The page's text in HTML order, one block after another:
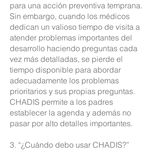
para una acción preventiva temprana.
Sin embargo, cuando los médicos
dedican un valioso tiempo de visita a
atender problemas importantes del
desarrollo haciendo preguntas cada
vez más detalladas, se pierde el
tiempo disponible para abordar
adecuadamente los problemas
prioritarios y sus propias preguntas.
CHADIS permite a los padres
establecer la agenda y además no
pasar por alto detalles importantes.
3. “¿Cuándo debo usar CHADIS?”